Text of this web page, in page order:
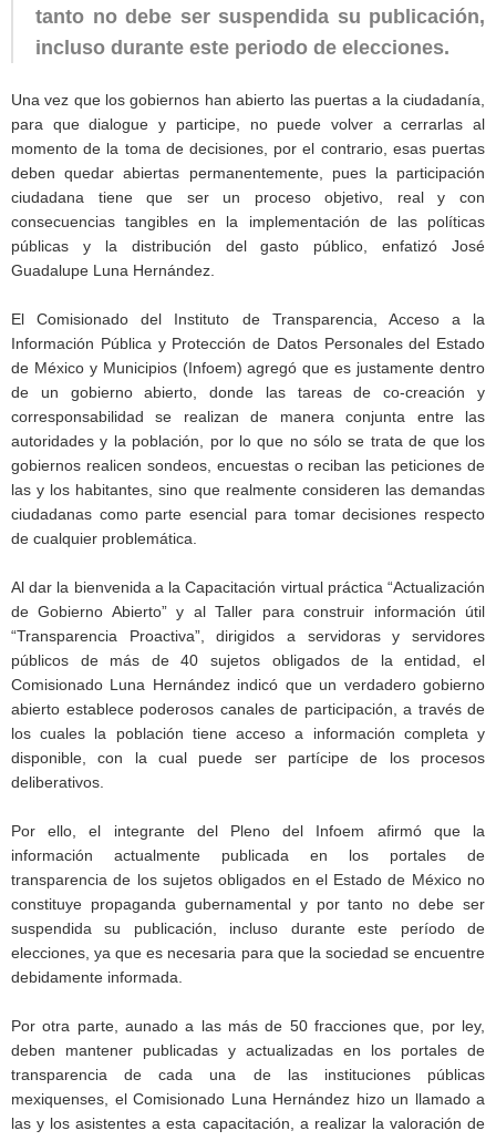
tanto no debe ser suspendida su publicación,
incluso durante este periodo de elecciones.
Una vez que los gobiernos han abierto las puertas a la ciudadanía,
para que dialogue y participe, no puede volver a cerrarlas al
momento de la toma de decisiones, por el contrario, esas puertas
deben quedar abiertas permanentemente, pues la participación
ciudadana tiene que ser un proceso objetivo, real y con
consecuencias tangibles en la implementación de las políticas
públicas y la distribución del gasto público, enfatizó José
Guadalupe Luna Hernández.
El Comisionado del Instituto de Transparencia, Acceso a la
Información Pública y Protección de Datos Personales del Estado
de México y Municipios (Infoem) agregó que es justamente dentro
de un gobierno abierto, donde las tareas de co-creación y
corresponsabilidad se realizan de manera conjunta entre las
autoridades y la población, por lo que no sólo se trata de que los
gobiernos realicen sondeos, encuestas o reciban las peticiones de
las y los habitantes, sino que realmente consideren las demandas
ciudadanas como parte esencial para tomar decisiones respecto
de cualquier problemática.
Al dar la bienvenida a la Capacitación virtual práctica “Actualización
de Gobierno Abierto” y al Taller para construir información útil
“Transparencia Proactiva”, dirigidos a servidoras y servidores
públicos de más de 40 sujetos obligados de la entidad, el
Comisionado Luna Hernández indicó que un verdadero gobierno
abierto establece poderosos canales de participación, a través de
los cuales la población tiene acceso a información completa y
disponible, con la cual puede ser partícipe de los procesos
deliberativos.
Por ello, el integrante del Pleno del Infoem afirmó que la
información actualmente publicada en los portales de
transparencia de los sujetos obligados en el Estado de México no
constituye propaganda gubernamental y por tanto no debe ser
suspendida su publicación, incluso durante este período de
elecciones, ya que es necesaria para que la sociedad se encuentre
debidamente informada.
Por otra parte, aunado a las más de 50 fracciones que, por ley,
deben mantener publicadas y actualizadas en los portales de
transparencia de cada una de las instituciones públicas
mexiquenses, el Comisionado Luna Hernández hizo un llamado a
las y los asistentes a esta capacitación, a realizar la valoración de